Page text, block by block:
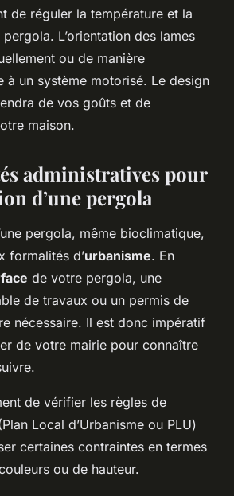
de réguler la température et la
L’orientation des lames
ou de manière
à un système motorisé. Le design
de vos goûts et de
maison.
administratives pour
d’une pergola
pergola, même bioclimatique,
formalités d’urbanisme. En
de votre pergola, une
de travaux ou un permis de
nécessaire. Il est donc impératif
de votre mairie pour connaître
de vérifier les règles de
Local d’Urbanisme ou PLU)
certaines contraintes en termes
ou de hauteur.